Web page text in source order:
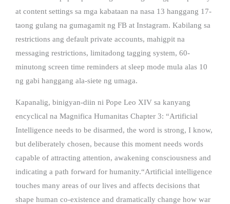
at content settings sa mga kabataan na nasa 13 hanggang 17-
taong gulang na gumagamit ng FB at Instagram. Kabilang sa
restrictions ang default private accounts, mahigpit na
messaging restrictions, limitadong tagging system, 60-
minutong screen time reminders at sleep mode mula alas 10
ng gabi hanggang ala-siete ng umaga.
Kapanalig, binigyan-diin ni Pope Leo XIV sa kanyang
encyclical na Magnifica Humanitas Chapter 3: “Artificial
Intelligence needs to be disarmed, the word is strong, I know,
but deliberately chosen, because this moment needs words
capable of attracting attention, awakening consciousness and
indicating a path forward for humanity.“Artificial intelligence
touches many areas of our lives and affects decisions that
shape human co-existence and dramatically change how war